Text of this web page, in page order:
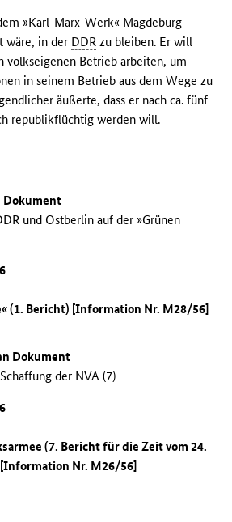
»Karl-Marx-Werk« Magdeburg
wäre, in der DDR zu bleiben. Er will
volkseigenen Betrieb arbeiten, um
in seinem Betrieb aus dem Wege zu
äußerte, dass er nach ca. fünf
republikflüchtig werden will.
Dokument
und Ostberlin auf der »Grünen
(1. Bericht) [Information Nr. M28/56]
Dokument
der NVA (7)
(7. Bericht für die Zeit vom 24.
[Information Nr. M26/56]